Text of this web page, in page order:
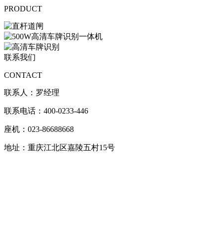
PRODUCT
联系我们
CONTACT
联系人：罗经理
联系电话：400-0233-446
座机：023-86688668
地址：重庆江北区嘉陵五村15号